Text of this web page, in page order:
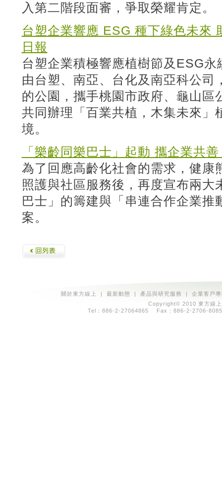
入第二階段面審，爭取榮耀肯定。
台塑企業響應 ESG 種下綠色未來
日報
台塑企業積極響應植樹節及ESG
由台塑、南亞、台化及南亞科公司
的公園，攜手桃園市政府、龜山區
共同辦理「百業共植，木集未來」
境。
「樂齡同樂巴士」起動 攜企業共
為了回應高齡化社會的需求，健康
照護與社區服務後，再度宣布兩大
巴士」的籌建與「串連合作企業推
案。
關於東方線上 | 最新動態 | 產品與研究服務 | 企業客戶
Copyright© 2010 東方線
Tel：886-2-27064865 Fax：886-2-2706-